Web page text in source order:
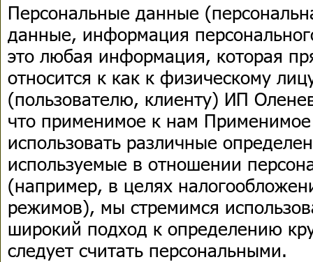
Персональные данные
данные, информация
это любая информация, которая
относится к как к физическому
(пользователю, клиенту) ИП
что применимое к нам Применимое
использовать различные
используемые в отношении
(например, в целях
режимов), мы стремимся
широкий подход к определению
следует считать персональными.